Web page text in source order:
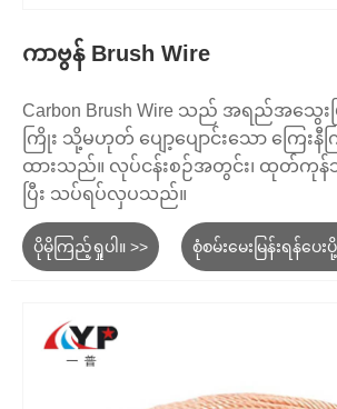
ကာဗွန် Brush Wire
Carbon Brush Wire သည် အရည်အသွေးမ
ကြိုး သို့မဟုတ် ပျော့ပျောင်းသော ကြေးနီ
ထားသည်။ လုပ်ငန်းစဉ်အတွင်း၊ ထုတ်ကုန်သ
ပြီး သပ်ရပ်လှပသည်။
ပိုမိုကြည့်ရှုပါ။ >> စုံစမ်းမေးမြန်းရန်ပေး